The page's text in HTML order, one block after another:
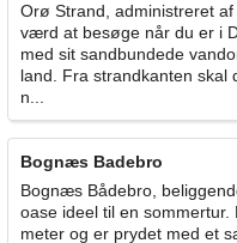
Orø Strand, administreret
værd at besøge når du er i
med sit sandbundede
land. Fra strandkanten skal
n...
Bognæs Badebro
Bognæs Bådebro,
oase ideel til en
meter og er prydet med et